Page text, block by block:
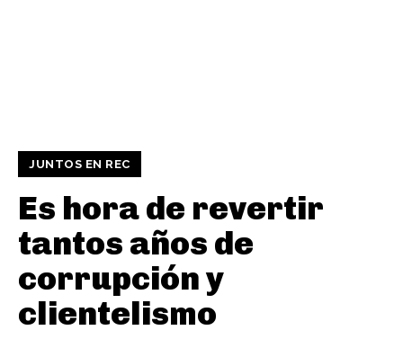
JUNTOS EN REC
Es hora de revertir
tantos años de
corrupción y
clientelismo